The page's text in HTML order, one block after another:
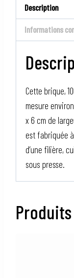
Description
Informations
Cette brique,
mesure
x 6 cm de
est fabriquée
d’une filière,
sous presse.